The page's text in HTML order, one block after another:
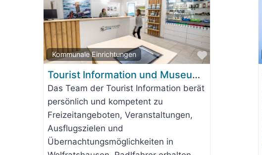
Kommunale Einrichtungen
Favorit
Tourist Information und Museum Wolfratshausen
Das Team der Tourist Information berät
persönlich und kompetent zu
Freizeitangeboten, Veranstaltungen,
Ausflugszielen und
Übernachtungsmöglichkeiten in